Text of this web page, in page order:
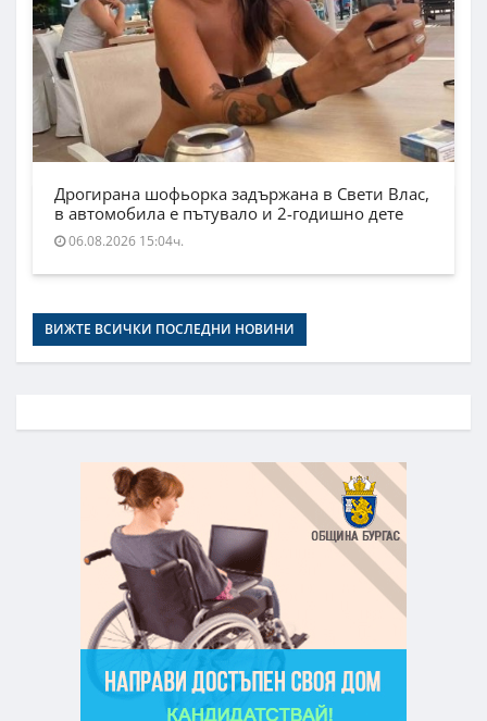
Дрогирана шофьорка задържана в Свети Влас,
в автомобила е пътувало и 2-годишно дете
06.08.2026 15:04ч.
ВИЖТЕ ВСИЧКИ ПОСЛЕДНИ НОВИНИ